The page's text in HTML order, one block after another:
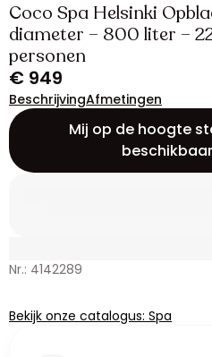
Coco Spa Helsinki
diameter – 800 liter –
personen
€ 949
BeschrijvingAfmetingen
Mij op de hoogte
Nr.: 4142289
Bekijk onze catalogus: Spa